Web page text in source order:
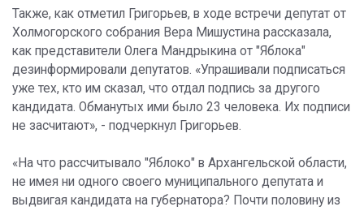
Также, как отметил Григорьев, в ходе встречи депутат от
Холмогорского собрания Вера Мишустина рассказала,
как представители Олега Мандрыкина от "Яблока"
дезинформировали депутатов. «Упрашивали подписаться
уже тех, кто им сказал, что отдал подпись за другого
кандидата. Обманутых ими было 23 человека. Их подписи
не засчитают», - подчеркнул Григорьев.
«На что рассчитывало "Яблоко" в Архангельской области,
не имея ни одного своего муниципального депутата и
выдвигая кандидата на губернатора? Почти половину из